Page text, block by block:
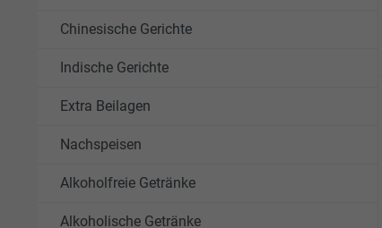
Chinesische Gerichte
Indische Gerichte
Extra Beilagen
Nachspeisen
Alkoholfreie Getränke
Alkoholische Getränke